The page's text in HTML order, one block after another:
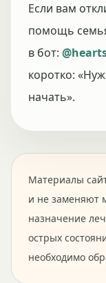
Если вам
помощь
в бот:
коротко:
начать».
Материалы
и не заменяют
назначение
острых
необходимо